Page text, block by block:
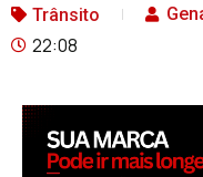
Trânsito
22:08